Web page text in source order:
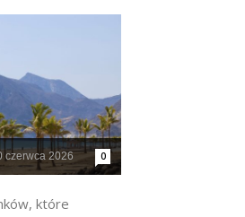
czerwca 2026 0
które